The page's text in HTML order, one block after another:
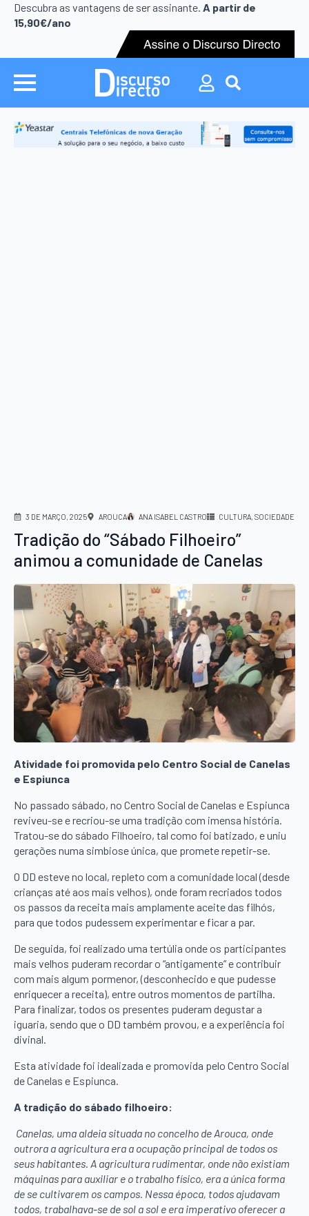
Descubra as vantagens de ser assinante. A partir de
15,90€/ano
Search
for:
3 DE MARÇO, 2025 AROUCA ANA ISABEL CASTRO CULTURA SOCIEDADE
Tradição do “Sábado Filhoeiro”
animou a comunidade de Canelas
Atividade foi promovida pelo Centro Social de Canelas
e Espiunca
No passado sábado, no Centro Social de Canelas e Espiunca
reviveu-se e recriou-se uma tradição com imensa história.
Tratou-se do sábado Filhoeiro, tal como foi batizado, e uniu
gerações numa simbiose única, que promete repetir-se.
O DD esteve no local, repleto com a comunidade local (desde
crianças até aos mais velhos), onde foram recriados todos
os passos da receita mais amplamente aceite das filhós,
para que todos pudessem experimentar e ficar a par.
De seguida, foi realizado uma tertúlia onde os participantes
mais velhos puderam recordar o “antigamente” e contribuir
com mais algum pormenor, (desconhecido e que pudesse
enriquecer a receita), entre outros momentos de partilha.
Para finalizar, todos os presentes puderam degustar a
iguaria, sendo que o DD também provou, e a experiência foi
divinal.
Esta atividade foi idealizada e promovida pelo Centro Social
de Canelas e Espiunca.
A tradição do sábado filhoeiro:
Canelas, uma aldeia situada no concelho de Arouca, onde
outrora a agricultura era a ocupação principal de todos os
seus habitantes. A agricultura rudimentar, onde não existiam
máquinas para auxiliar e o trabalho físico, era a única forma
de se cultivarem os campos. Nessa época, todos ajudavam
todos, trabalhava-se de sol a sol e era imperativo oferecer a